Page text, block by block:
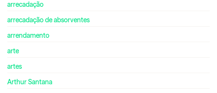
arrecadação
arrecadação de absorventes
arrendamento
arte
artes
Arthur Santana